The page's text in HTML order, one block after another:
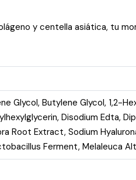
y centella asiática, tu
Glycol, Butylene Glycol, 1,2-
Disodium Edta,
Root Extract, Sodium
Ferment, Melaleuca